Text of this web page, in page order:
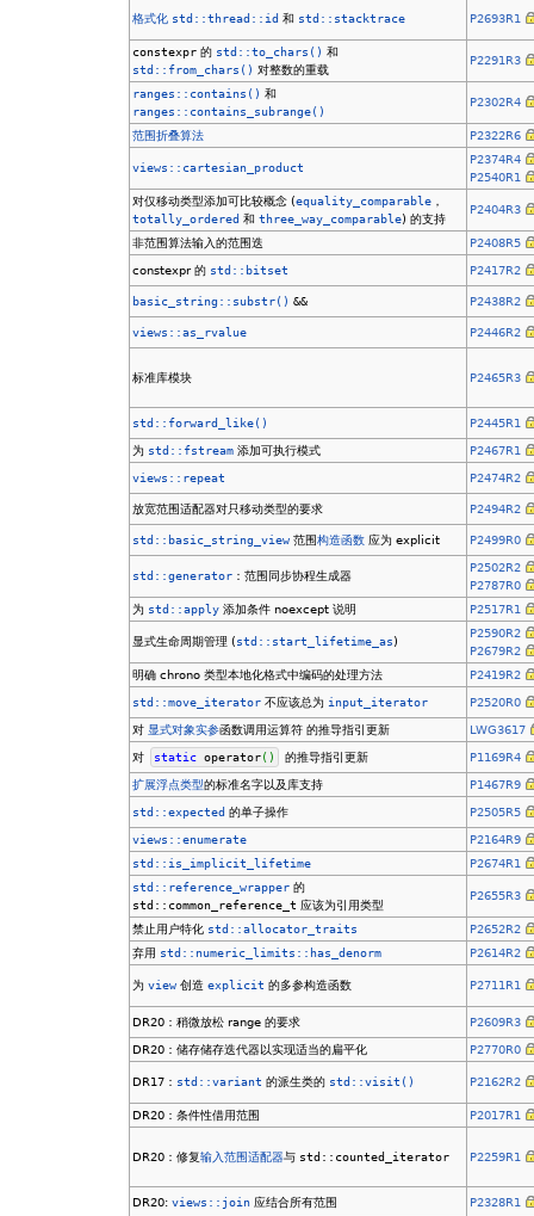
格式化 std::thread::id 和 std::stacktrace P2693R1
constexpr 的 std::to_chars() 和
std::from_chars() 对整数的重载
P2291R3
ranges::contains() 和
ranges::contains_subrange()
P2302R4
范围折叠算法 P2322R6
views::cartesian_product
P2374R4
P2540R1
对仅移动类型添加可比较概念 (equality_comparable ，
totally_ordered 和three_way_comparable) 的支持
P2404R3
非范围算法输入的范围迭
P2408R5
constexpr 的 std::bitset P2417R2
basic_string::substr() && P2438R2
views::as_rvalue P2446R2
标准库模块 P2465R3
std::forward_like()
P2445R1
为 std::fstream 添加可执行模式
P2467R1
views::repeat
P2474R2
放宽范围适配器对只移动类型的要求 P2494R2
std::basic_string_view 范围构造函数 应为 explicit P2499R0
std::generator ：范围同步协程生成器
P2502R2
P2787R0
为 std::apply 添加条件 noexcept 说明 P2517R1
显式生命周期管理 (std::start_lifetime_as)
P2590R2
P2679R2
明确 chrono 类型本地化格式中编码的处理方法
P2419R2
std::move_iterator 不应该总为 input_iterator
P2520R0
对 显式对象实参函数调用运算符 的推导指引更新
LWG3617
对
static operator( ) 的推导指引更新
P1169R4
扩展浮点类型的标准名字以及库支持
P1467R9
std::expected 的单子操作
P2505R5
views::enumerate
P2164R9
std::is_implicit_lifetime
P2674R1
std::reference_wrapper 的
std::common_reference_t 应该为引用类型
P2655R3
禁止用户特化 std::allocator_traits
P2652R2
弃用 std::numeric_limits::has_denorm P2614R2
为view 创造explicit 的多参构造函数 P2711R1
DR20：稍微放松 range 的要求
P2609R3
DR20：储存储存迭代器以实现适当的扁平化
P2770R0
DR17： std::variant 的派生类的 std::visit() P2162R2
DR20：条件性借用范围 P2017R1
DR20：修复输入范围适配器与 std::counted_iterator P2259R1
DR20:views::join 应结合所有范围 P2328R1